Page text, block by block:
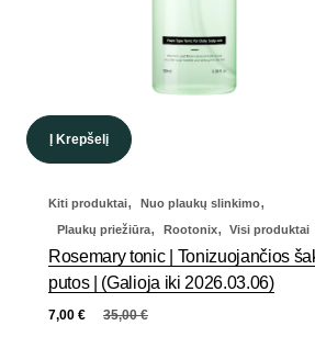
Į Krepšelį
Kiti produktai, Nuo plaukų slinkimo,
Plaukų priežiūra, Rootonix, Visi produktai
Rosemary tonic | Tonizuojančios
putos | (Galioja iki 2026.03.06)
35,00€
7,00 €